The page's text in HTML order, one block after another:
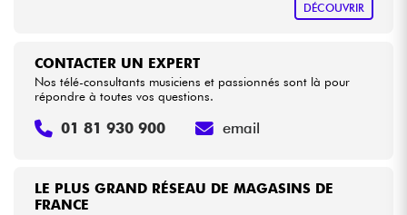
DÉCOUVRIR
LE PLUS GRAND RÉSEAU DE MAGASINS DE
FRANCE
CONTACTER UN EXPERT
Nos télé-consultants musiciens et passionnés sont là pour
répondre à toutes vos questions.
01 81 930 900 email